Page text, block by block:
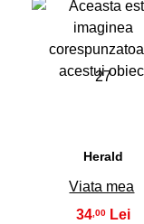
27
Herald
Viata mea
34 ,00